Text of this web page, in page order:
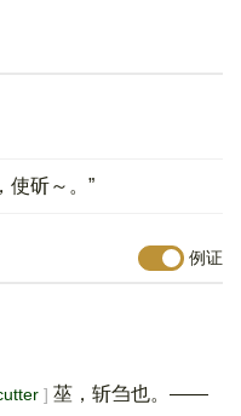
使斫～。”
例证
莝，斩刍也。——